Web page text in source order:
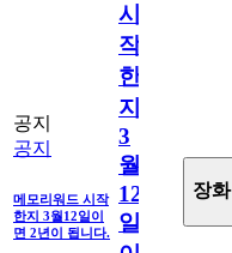
공지
공지
메모리워드 시작
한지 3월12일이
면 2년이 됩니다.
시
작
한
지
3
월
12
일
장화